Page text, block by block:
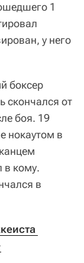
1
у него
боксер
скончался от
боя. 19
нокаутом в
в кому.
в